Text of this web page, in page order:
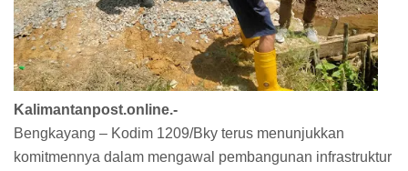
Kalimantanpost.online.-
Bengkayang – Kodim 1209/Bky terus menunjukkan
komitmennya dalam mengawal pembangunan infrastruktur